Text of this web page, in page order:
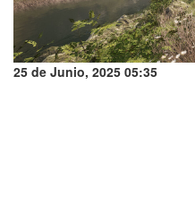
25 de Junio, 2025 05:35